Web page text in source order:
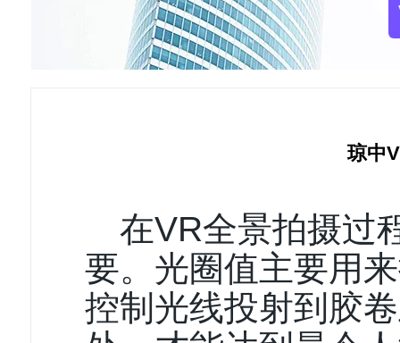
琼中
在VR全景拍摄过
要。光圈值主要用
控制光线投射到胶